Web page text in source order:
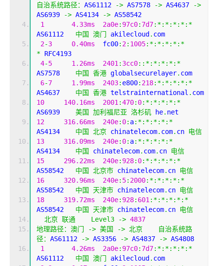
自治系统路径： AS61112 -> AS7578 -> AS4637
->
AS6939
-> AS4134 -> AS58542
1
4.33ms 2a0e: 97c0: 7d7:*:*:*:*:*
AS61112 中国 澳门 akilecloud . com
2-3 0.40ms
  fc00
: 2: 1005:*:*:*:*:*
* RFC4193
4-5 1.26ms 2401: 3cc0::*:*:*:*:*
AS7578 中国 香港 globalsecurelayer. com
6-7 1.99ms 2403: e800: 218:*:*:*:*:*
AS4637 中国 香港 telstrainternational . com
10
140.16ms 2001:470: 0:*:*:*:*:*
AS6939 美国 加利福尼亚 洛杉矶 he. net
12
316.66ms 240e: 0: a:*:*:*:*:*
AS4134 中国 北京 chinatelecom. com. cn 电信
13
316.09ms 240e: 0: a:*:*:*:*:*
AS4134 中国 chinatelecom. com. cn 电信
15
296.22ms 240e: 928: 0:*:*:*:*:*
AS58542 中国 北京市 chinatelecom. cn 电信
16
320.96ms 240e: 5: 2000:*:*:*:*:*
AS58542 中国 天津市 chinatelecom. cn 电信
18
319.72ms 240e: 928: 601:*:*:*:*:*
AS58542 中国 天津市 chinatelecom. cn 电信
北京 联通 Level3 -> 4837
地理路径：澳门
-> 美国 -> 北京
自治系统路
径： AS61112 -> AS3356 -> AS4837 -> AS4808
1
4.26ms 2a0e: 97c0: 7d7:*:*:*:*:*
AS61112 中国 澳门 akilecloud . com